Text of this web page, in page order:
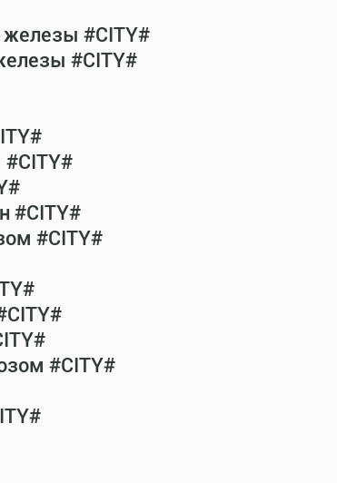
железы #CITY#
#CITY#
#CITY#
#CITY#
#CITY#